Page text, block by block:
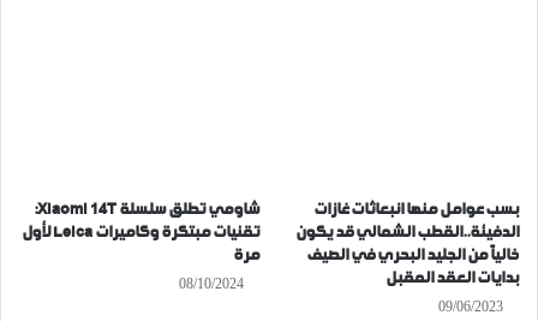
بسب عوامل منها انبعاثات غازات
الدفيئة..القطب الشمالي قد يكون
خالياً من الجليد البحري في الصيف
بدايات العقد المقبل
09/06/2023
شاومي تطلق سلسلة Xiaomi 14T:
تقنيات مبتكرة وكاميرات Leica لأول
مرة
08/10/2024